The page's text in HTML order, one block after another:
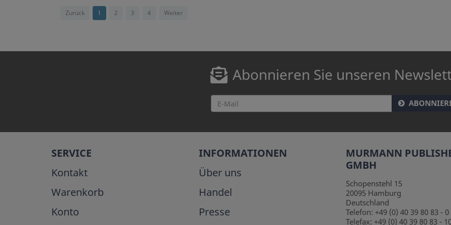
Zurück 1 2 3 4 Weiter
Abonnieren Sie unseren
SERVICE
Kontakt
Warenkorb
Konto
INFORMATIONEN
Über uns
Handel
Presse
MURMANN
GMBH
Schopenstehl 15
20095 Hamburg
Deutschland
Telefon: +49 (0) 40 39 80 83 - 0
Telefax: +49 (0) 40 39 80 83 -